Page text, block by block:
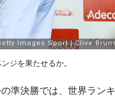
ジを果たせるか。
準決勝では、世界ラン